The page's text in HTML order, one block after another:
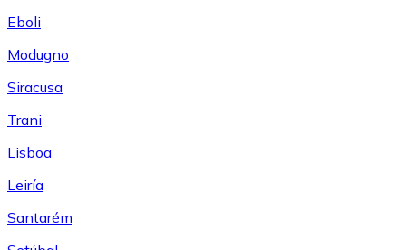
Eboli
Modugno
Siracusa
Trani
Lisboa
Leiría
Santarém